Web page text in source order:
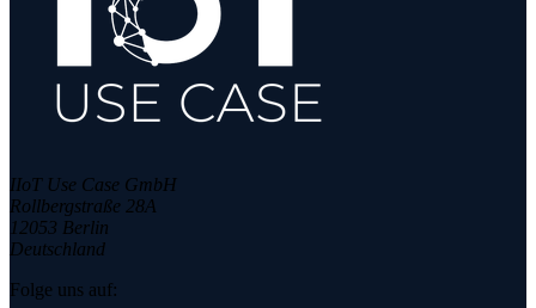
IIoT Use Case GmbH
Rollbergstraße 28A
12053 Berlin
Deutschland
Folge uns auf: